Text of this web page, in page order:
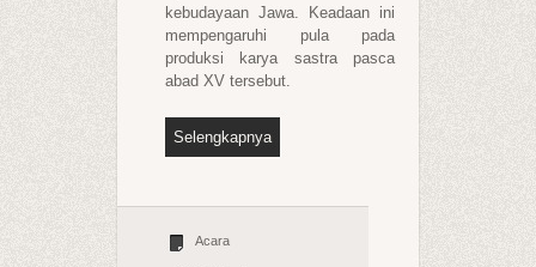
kebudayaan Jawa. Keadaan ini
mempengaruhi pula pada
produksi karya sastra pasca
abad XV tersebut.
Selengkapnya
Acara